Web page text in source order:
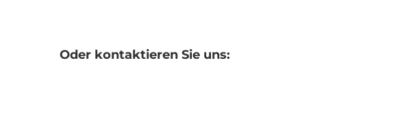
Oder kontaktieren Sie uns: